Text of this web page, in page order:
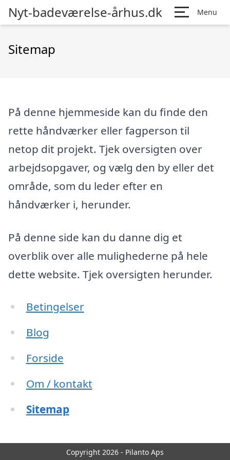
Nyt-badeværelse-århus.dk Menu
Sitemap
På denne hjemmeside kan du finde den
rette håndværker eller fagperson til
netop dit projekt. Tjek oversigten over
arbejdsopgaver, og vælg den by eller det
område, som du leder efter en
håndværker i, herunder.
På denne side kan du danne dig et
overblik over alle mulighederne på hele
dette website. Tjek oversigten herunder.
Betingelser
Blog
Forside
Om / kontakt
Sitemap
Copyright 2026 - Pilanto Aps